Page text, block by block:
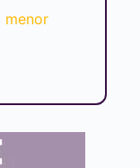
menor